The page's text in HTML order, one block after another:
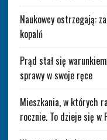
Naukowcy ostrzegają:
kopalń
Prąd stał się
sprawy w swoje ręce
Mieszkania, w których
rocznie. To dzieje się w